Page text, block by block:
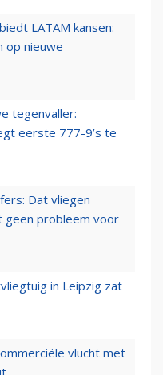
LATAM kansen:
op nieuwe
tegenvaller:
eerste 777-9’s te
Dat vliegen
geen probleem voor
in Leipzig zat
vlucht met